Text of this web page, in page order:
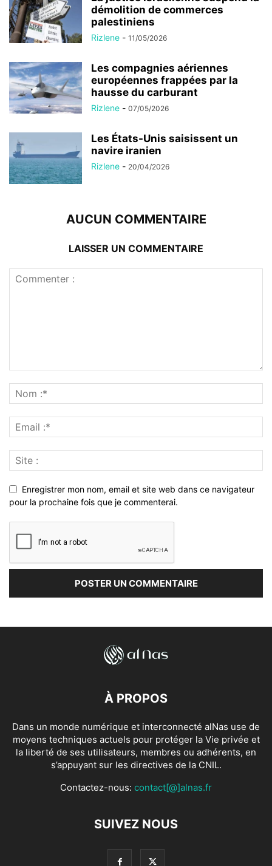
démolition de commerces
palestiniens
Rizlene - 11/05/2026
Les compagnies aériennes
européennes frappées par la
hausse du carburant
Rizlene - 07/05/2026
Les États-Unis saisissent un
navire iranien
Rizlene - 20/04/2026
AUCUN COMMENTAIRE
LAISSER UN COMMENTAIRE
Enregistrer mon nom, email et site web dans ce navigateur
pour la prochaine fois que je commenterai.
À PROPOS
Dans un monde numérique et interconnecté alNas use de
moyens techniques actuels pour protéger la Vie privée et
la liberté de ses utilisateurs, membres ou adhérents, en
s’appuyant sur les directives de la CNIL.
Contactez-nous: contact[@]alnas.fr
SUIVEZ NOUS